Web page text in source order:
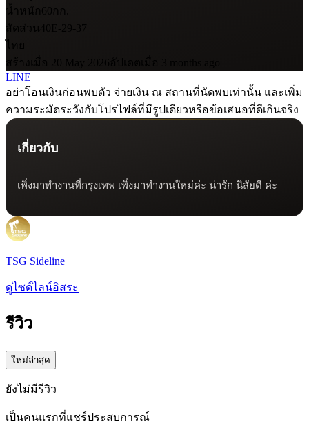
น้ำหนัก60กก.
สัดส่วน40E-29-37
LINE
อย่าโอนเงินก่อนพบตัว จ่ายเงิน ณ สถานที่นัดพบเท่านั้น และเพิ่ม
ความระมัดระวังกับโปรไฟล์ที่มีรูปเดียวหรือข้อเสนอที่ดีเกินจริง
เกี่ยวกับ
เพิ่งมาทำงานที่กรุงเทพ เพิ่งมาทำงานใหม่ค่ะ น่ารัก นิสัยดี ค่ะ
TSG Sideline
ดูไซด์ไลน์อิสระ
รีวิว
ใหม่ล่าสุด
ยังไม่มีรีวิว
เป็นคนแรกที่แชร์ประสบการณ์